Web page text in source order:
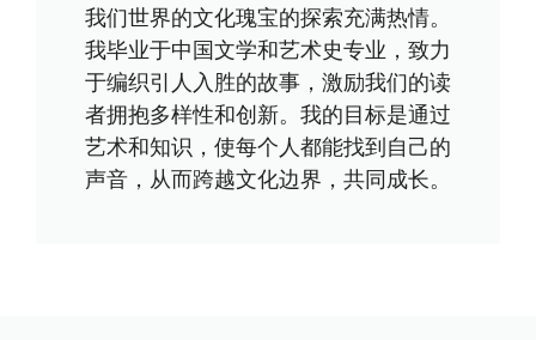
我们世界的文化瑰宝的探索充满热情。
我毕业于中国文学和艺术史专业，致力
于编织引人入胜的故事，激励我们的读
者拥抱多样性和创新。我的目标是通过
艺术和知识，使每个人都能找到自己的
声音，从而跨越文化边界，共同成长。